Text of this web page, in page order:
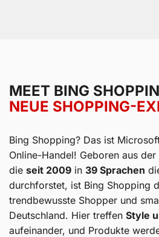
MEET BING
NEUE SHOPPING-
Bing Shopping? Das ist
Online-Handel! Geboren aus
die seit 2009 in 39 Sprachen
durchforstet, ist Bing Shopping
trendbewusste Shopper und
Deutschland. Hier treffen Style
aufeinander, und Produkte